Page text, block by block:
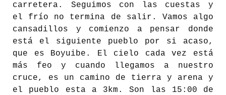
carretera. Seguimos con las cuestas y
el frío no termina de salir. Vamos algo
cansadillos y comienzo a pensar donde
está el siguiente pueblo por si acaso,
que es Boyuibe. El cielo cada vez está
más feo y cuando llegamos a nuestro
cruce, es un camino de tierra y arena y
el pueblo esta a 3km. Son las 15:00 de